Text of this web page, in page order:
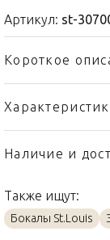
Артикул: st-
Короткое
Тип товара
Бренд
Страна
Материал
Наличие и
Также ищут:
Бокалы St.Louis